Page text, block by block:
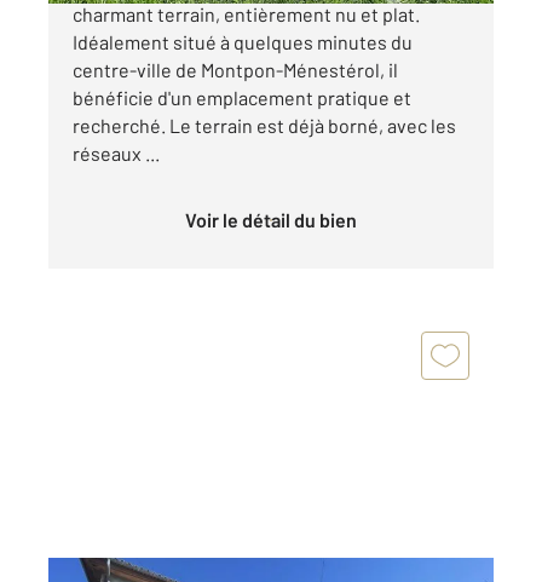
charmant terrain, entièrement nu et plat.
Idéalement situé à quelques minutes du
centre-ville de Montpon-Ménestérol, il
bénéficie d'un emplacement pratique et
recherché. Le terrain est déjà borné, avec les
réseaux ...
Voir le détail du bien